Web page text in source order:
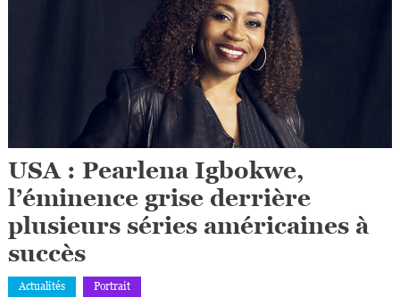
USA : Pearlena Igbokwe,
l’éminence grise derrière
plusieurs séries américaines à
succès
Actualités Portrait